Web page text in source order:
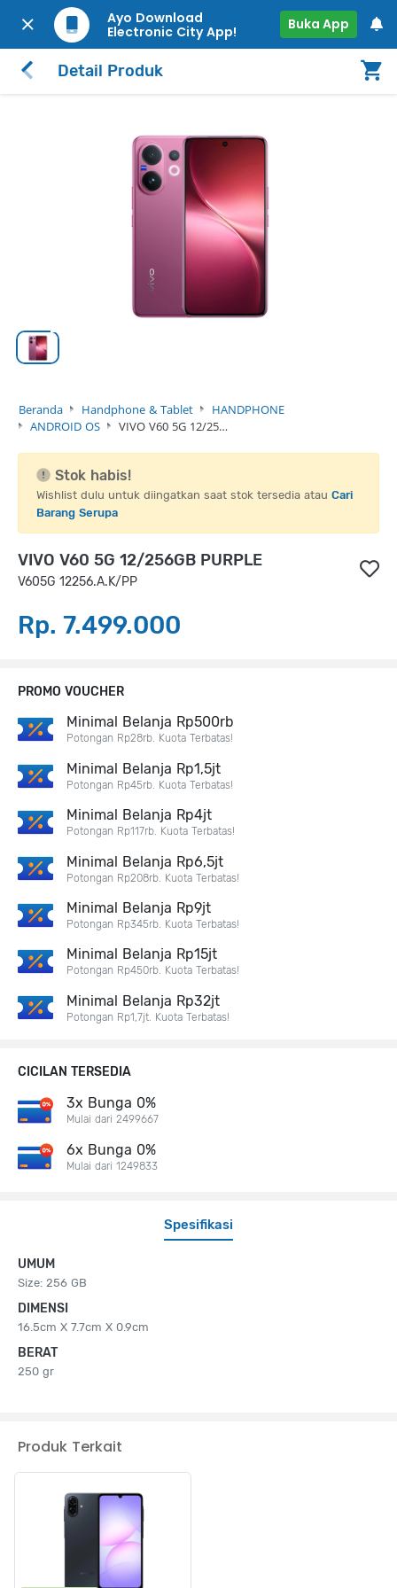
Ayo Download
Electronic City App!
Buka App
Detail Produk
Beranda Handphone & Tablet
HANDPHONE
ANDROID OS
VIVO V60 5G 12/25…
Stok habis!
Wishlist dulu untuk diingatkan saat stok tersedia atau Cari
Barang Serupa
VIVO V60 5G 12/256GB PURPLE
V605G 12256.A.K/PP
Rp. 7.499.000
Spesifikasi
UMUM
Size: 256 GB
DIMENSI
16.5cm X 7.7cm X 0.9cm
BERAT
250 gr
PROMO VOUCHER
Minimal Belanja Rp500rb
Potongan Rp28rb. Kuota Terbatas!
Minimal Belanja Rp1,5jt
Potongan Rp45rb. Kuota Terbatas!
Minimal Belanja Rp4jt
Potongan Rp117rb. Kuota Terbatas!
Minimal Belanja Rp6,5jt
Potongan Rp208rb. Kuota Terbatas!
Minimal Belanja Rp9jt
Potongan Rp345rb. Kuota Terbatas!
Minimal Belanja Rp15jt
Potongan Rp450rb. Kuota Terbatas!
Minimal Belanja Rp32jt
Potongan Rp1,7jt. Kuota Terbatas!
CICILAN TERSEDIA
3x Bunga 0%
Mulai dari 2499667
6x Bunga 0%
Mulai dari 1249833
Produk Terkait